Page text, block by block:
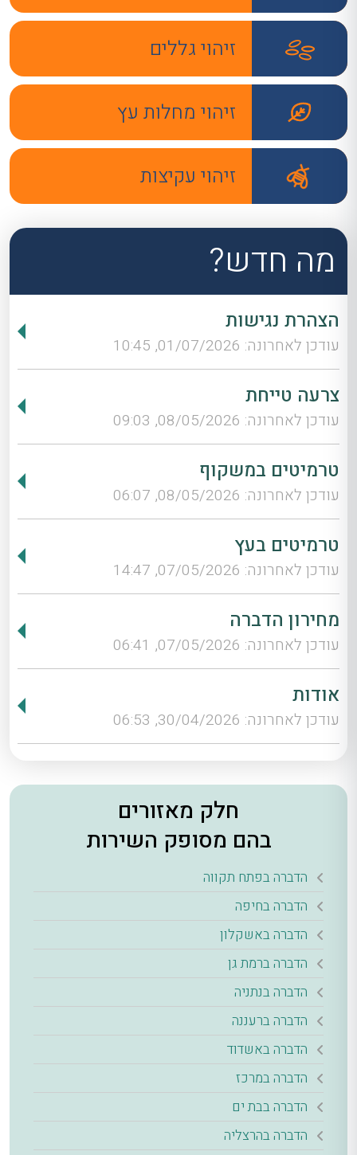
זיהוי גללים
זיהוי מחלות עץ
זיהוי עקיצות
מה חדש?
הצהרת נגישות
עודכן לאחרונה: 01/07/2026, 10:45
צרעה טייחת
עודכן לאחרונה: 08/05/2026, 09:03
טרמיטים במשקוף
עודכן לאחרונה: 08/05/2026, 06:07
טרמיטים בעץ
עודכן לאחרונה: 07/05/2026, 14:47
מחירון הדברה
עודכן לאחרונה: 07/05/2026, 06:41
אודות
עודכן לאחרונה: 30/04/2026, 06:53
חלק מאזורים
בהם מסופק השירות
הדברה בפתח תקווה
הדברה בחיפה
הדברה באשקלון
הדברה ברמת גן
הדברה בנתניה
הדברה ברעננה
הדברה באשדוד
הדברה במרכז
הדברה בבת ים
הדברה בהרצליה